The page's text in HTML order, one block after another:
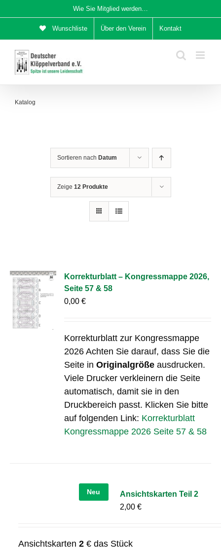
Inhalt
Wie Sie Mitglied werden…
Wunschliste Über den Verein Kontakt
Katalog
Sortieren nach Datum
Zeige 12 Produkte
Korrekturblatt – Kongressmappe 2026,
Seite 57 & 58
0,00€
Korrekturblatt zur Kongressmappe
2026 Achten Sie darauf, dass Sie die
Seite inOriginalgröße ausdrucken.
Viele Drucker verkleinern die Seite
automatisch, damit sie in den
Druckbereich passt. Klicken Sie bitte
auf folgenden Link: Korrekturblatt
Kongressmappe 2026 Seite 57 & 58
Neu
Ansichtskarten Teil 2
2,00 €
Ansichtskarten 2€ das Stück